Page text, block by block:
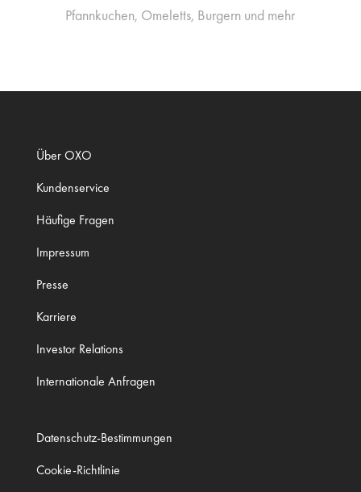
Pfannkuchen, Omeletts, Burgern und mehr
Über OXO
Kundenservice
Häufige Fragen
Impressum
Presse
Karriere
Investor Relations
Internationale Anfragen
Datenschutz-Bestimmungen
Cookie-Richtlinie